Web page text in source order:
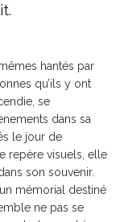
hantés par
qu’ils y ont
se
dans sa
le jour de
repère visuels, elle
son souvenir.
mémorial destiné
ne pas se